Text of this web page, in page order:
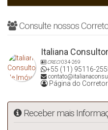
Consulte nossos
Italiana
CRECI034-269
+55 (11) 95116-
Página do Corretor
Receber mais